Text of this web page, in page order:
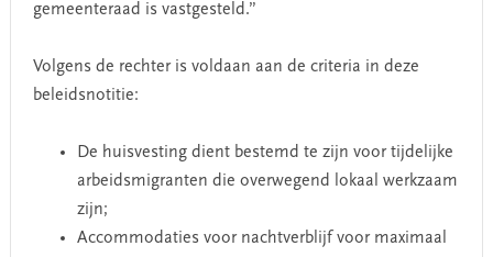
gemeenteraad is vastgesteld.”
Volgens de rechter is voldaan aan de criteria in deze
beleidsnotitie:
De huisvesting dient bestemd te zijn voor tijdelijke
arbeidsmigranten die overwegend lokaal werkzaam
zijn;
Accommodaties voor nachtverblijf voor maximaal